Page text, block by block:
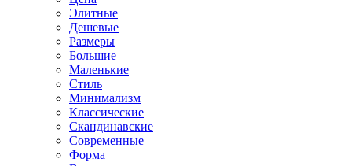
Элитные
Дешевые
Размеры
Большие
Маленькие
Стиль
Минимализм
Классические
Скандинавские
Современные
Форма